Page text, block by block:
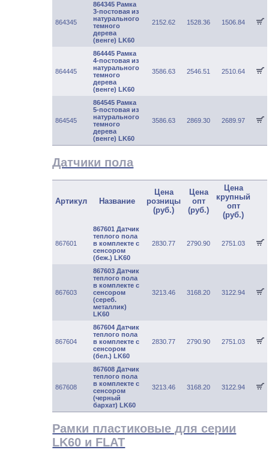
864345
864345 Рамка
3-постовая из
натурального
темного
дерева
(венге) LK60
2152.62 1528.36 1506.84
864445
864445 Рамка
4-постовая из
натурального
темного
дерева
(венге) LK60
3586.63 2546.51 2510.64
864545
864545 Рамка
5-постовая из
натурального
темного
дерева
(венге) LK60
3586.63 2869.30 2689.97
Датчики пола
Артикул Название
Цена
розницы
(руб.)
Цена
опт
(руб.)
Цена
крупный
опт
(руб.)
867601
867601 Датчик
теплого пола
в комплекте с
сенсором
(беж.) LK60
2830.77 2790.90 2751.03
867603
867603 Датчик
теплого пола
в комплекте с
сенсором
(сереб.
металлик)
LK60
3213.46 3168.20 3122.94
867604
867604 Датчик
теплого пола
в комплекте с
сенсором
(бел.) LK60
2830.77 2790.90 2751.03
867608
867608 Датчик
теплого пола
в комплекте с
сенсором
(черный
бархат) LK60
3213.46 3168.20 3122.94
Рамки пластиковые для серии
LK60 и FLAT